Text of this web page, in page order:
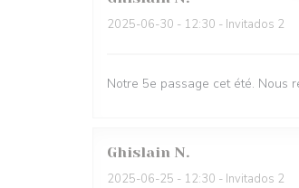
2025-06-30 - 12:30 - Invitados 2
Notre 5e passage cet été. Nous
Ghislain N
2025-06-25 - 12:30 - Invitados 2